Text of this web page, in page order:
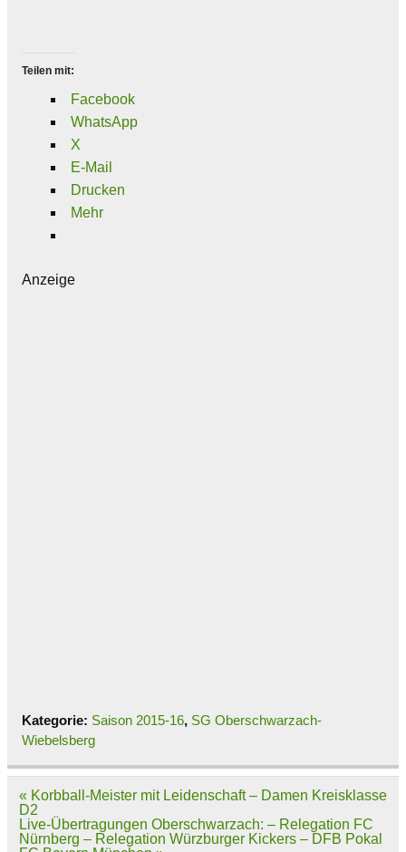
Teilen mit:
Facebook
WhatsApp
X
E-Mail
Drucken
Mehr
Anzeige
Kategorie: Saison 2015-16, SG Oberschwarzach-
Wiebelsberg
Beitragsnavigation
« Korbball-Meister mit Leidenschaft – Damen Kreisklasse
D2
Live-Übertragungen Oberschwarzach: – Relegation FC
Nürnberg – Relegation Würzburger Kickers – DFB Pokal